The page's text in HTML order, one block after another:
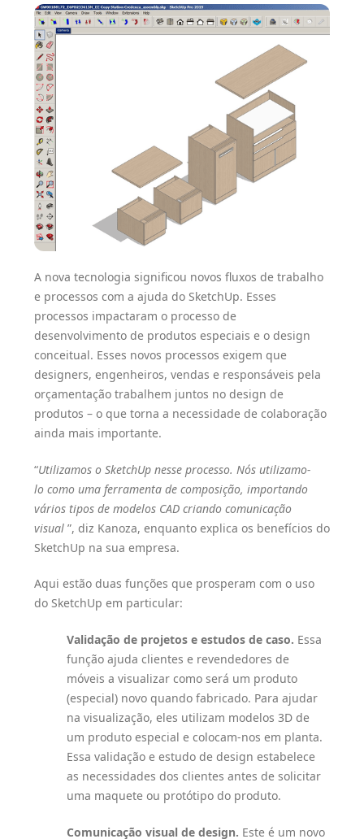
A nova tecnologia significou novos fluxos de trabalho
e processos com a ajuda do SketchUp. Esses
processos impactaram o processo de
desenvolvimento de produtos especiais e o design
conceitual. Esses novos processos exigem que
designers, engenheiros, vendas e responsáveis pela
orçamentação trabalhem juntos no design de
produtos – o que torna a necessidade de colaboração
ainda mais importante.
“Utilizamos o SketchUp nesse processo. Nós utilizamo-
lo como uma ferramenta de composição, importando
vários tipos de modelos CAD criando comunicação
visual ”, diz Kanoza, enquanto explica os benefícios do
SketchUp na sua empresa.
Aqui estão duas funções que prosperam com o uso
do SketchUp em particular:
Validação de projetos e estudos de caso. Essa
função ajuda clientes e revendedores de
móveis a visualizar como será um produto
(especial) novo quando fabricado. Para ajudar
na visualização, eles utilizam modelos 3D de
um produto especial e colocam-nos em planta.
Essa validação e estudo de design estabelece
as necessidades dos clientes antes de solicitar
uma maquete ou protótipo do produto.
Comunicação visual de design. Este é um novo